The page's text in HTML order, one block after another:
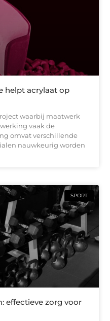
helpt acrylaat op
waarbij maatwerk
vaak de
omvat verschillende
nauwkeurig worden
SPORT
effectieve zorg voor